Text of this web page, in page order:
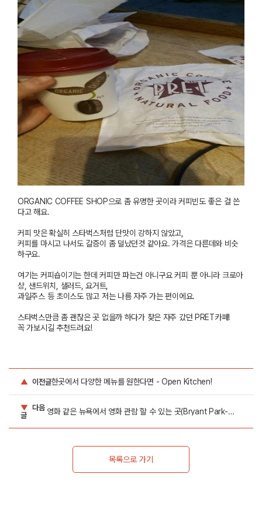
ORGANIC COFFEE SHOP으로 좀 유명한 곳이라 커피빈도 좋은 걸 쓴
다고 해요.
커피 맛은 확실히 스타벅스처럼 단맛이 강하지 않았고
커피를 마시고 나서도 갈증이 좀 덜났던것 같아요.가격은 다른데와 비슷
하구요.
여기는 커피숍이기는 한데 커피만 파는건 아니구요 커피 뿐 아니라 크로아
상, 샌드위치 샐러드,요거트
과일주스 등 초이스도 많고 저는 나름 자주 가는 편이에요.
스타벅스만큼 좀 괜찮은 곳 없을까 하다가 찾은 자주 갔던 PRET카페!
꼭 가보시길 추천드려요!
▲ 이전글한곳에서 다양한 메뉴를 원한다면 - Open Kitchen!
▼ 다음
글
영화 같은 뉴욕에서 영화 관람 할 수 있는 곳(Bryant Park-
목록으로 가기